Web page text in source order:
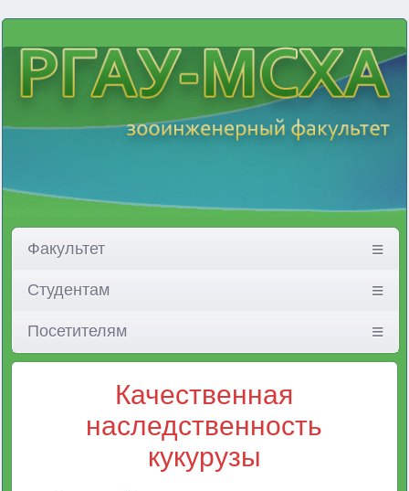
Факультет
Студентам
Посетителям
Качественная
наследственность
кукурузы